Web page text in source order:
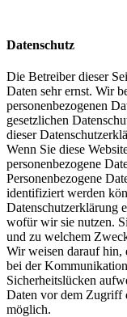
Datenschutz
Die Betreiber dieser
Daten sehr ernst. Wir
personenbezogenen
gesetzlichen
dieser
Wenn Sie diese
personenbezogene
Personenbezogene
identifiziert werden
Datenschutzerklärung
wofür wir sie nutzen.
und zu welchem
Wir weisen darauf hin,
bei der
Sicherheitslücken
Daten vor dem Zugriff
möglich.